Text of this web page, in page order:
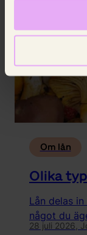
Om lån
Olika
Lån delas
något du
28 juli 2026,